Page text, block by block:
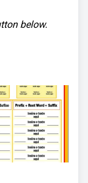
below.